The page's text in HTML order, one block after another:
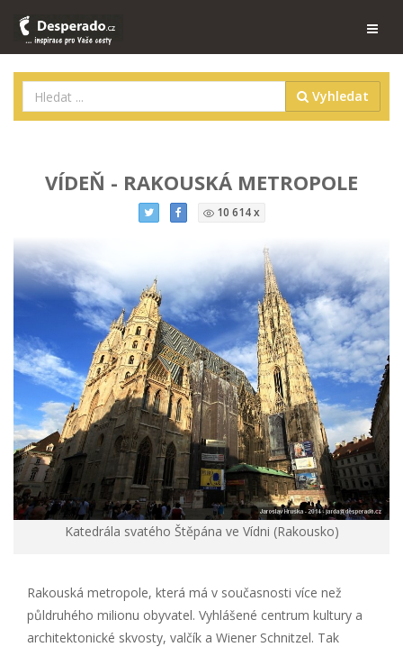
Vyhledat
VÍDEŇ - RAKOUSKÁ METROPOLE
10 614 x
Katedrála svatého Štěpána ve Vídni (Rakousko)
Rakouská metropole, která má v současnosti více než
půldruhého milionu obyvatel. Vyhlášené centrum kultury a
architektonické skvosty, valčík a Wiener Schnitzel. Tak